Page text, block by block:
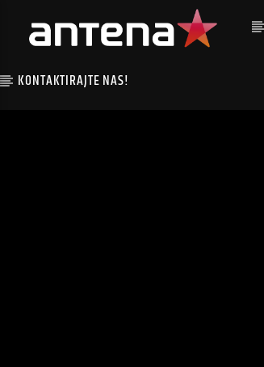
KONTAKTIRAJTE NAS!